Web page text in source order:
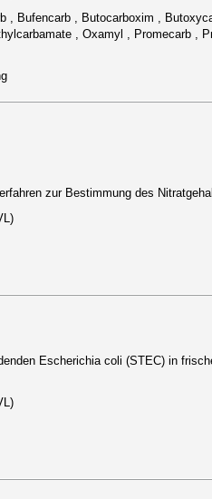
Bufencarb , Butocarboxim ,
, Oxamyl , Promecarb ,
zur Bestimmung des
Escherichia coli (STEC) in